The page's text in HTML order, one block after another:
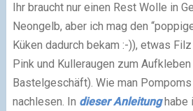
Ihr braucht nur einen Rest Wolle in
Neongelb, aber ich mag den
Küken dadurch bekam :-)), etwas
Pink und Kulleraugen zum
Bastelgeschäft). Wie man
nachlesen. In dieser Anleitung habe